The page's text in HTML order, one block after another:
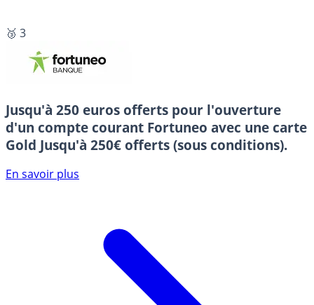
🥉 3
Jusqu'à 250 euros offerts pour l'ouverture
d'un compte courant Fortuneo avec une carte
Gold Jusqu'à 250€ offerts (sous conditions).
En savoir plus